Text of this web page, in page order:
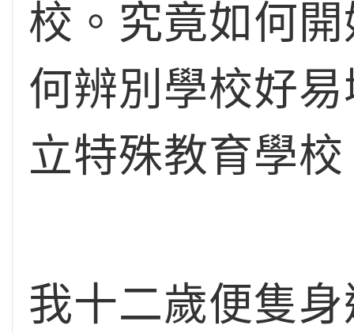
校。究竟如何
何辨別學校好
立特殊教育學
我十二歲便隻